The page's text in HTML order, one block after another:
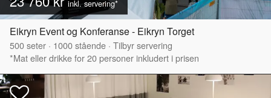
inkl. servering*
Eikryn Event og Konferanse - Eikryn Torget
500seter · 1000stående · Tilbyr servering
*Mat eller drikke for 20 personer inkludert i prisen